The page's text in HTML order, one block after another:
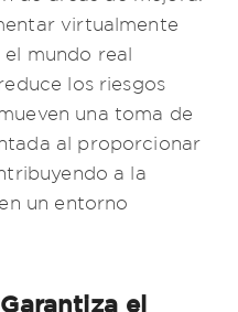
virtualmente
el mundo real
los riesgos
una toma de
al proporcionar
a la
un entorno
el